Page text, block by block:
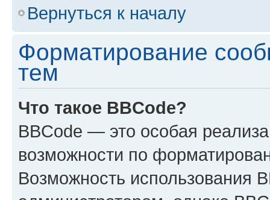
Вернуться к началу
Форматирование
тем
Что такое BBCode?
BBCode — это особая
возможности по
Возможность использования